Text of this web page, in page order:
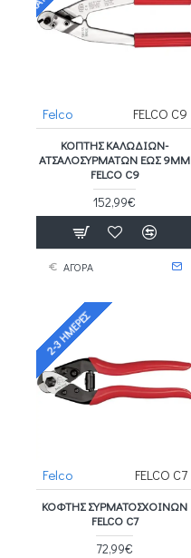
Felco FELCO C9
ΚΌΠΤΗΣ ΚΑΛΩΔΊΩΝ-
ΑΤΣΑΛΟΣΥΡΜΆΤΩΝ ΈΩΣ 9MM
FELCO C9
152,99€
ΑΓΟΡΑ
2-3 ΗΜΈΡΕΣ
Felco FELCO C7
ΚΌΦΤΗΣ ΣΥΡΜΑΤΌΣΧΟΙΝΩΝ
FELCO C7
72,99€